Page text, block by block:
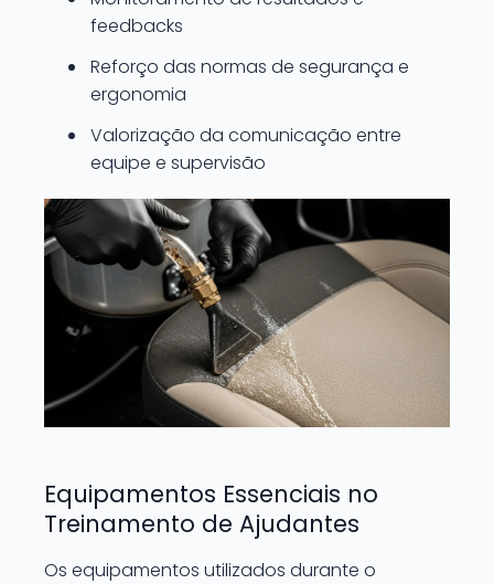
feedbacks
Reforço das normas de segurança e
ergonomia
Valorização da comunicação entre
equipe e supervisão
Equipamentos Essenciais no
Treinamento de Ajudantes
Os equipamentos utilizados durante o